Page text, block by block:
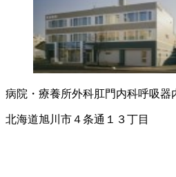
病院・療養所外科肛門内科呼吸器
北海道旭川市４条通１３丁目